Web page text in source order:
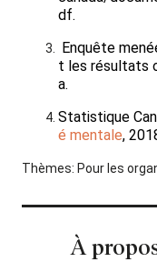
df.
Enquête
t les résultats
a.
Statistique
é mentale,
Thèmes: Pour les
À